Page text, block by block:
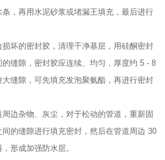
，再用水泥砂浆或堵漏王填充，最后进行
坏的密封胶，清理干净基层，用硅酮密封
缝隙，密封胶应连续、均匀，厚度约 5 - 8
缝隙，可先填充发泡聚氨酯，再进行密封
边杂物、灰尘，对于松动的管道，重新固
的缝隙进行填充密封，然后在管道周边 30
形成加强防水层。​